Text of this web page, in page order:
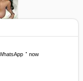
စ်